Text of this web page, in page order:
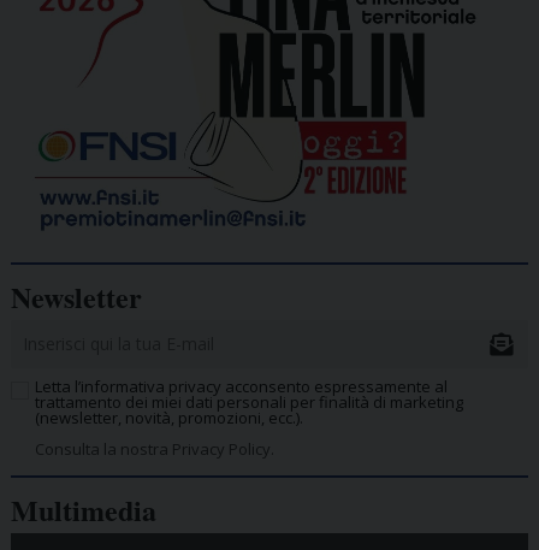
Newsletter
Letta l’informativa privacy acconsento espressamente al
trattamento dei miei dati personali per finalità di marketing
(newsletter, novità, promozioni, ecc.).
Consulta la nostra Privacy Policy.
Multimedia